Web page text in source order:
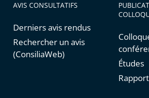
AVIS CONSULTATIFS
Derniers avis rendus
Rechercher un avis
(ConsiliaWeb)
Études